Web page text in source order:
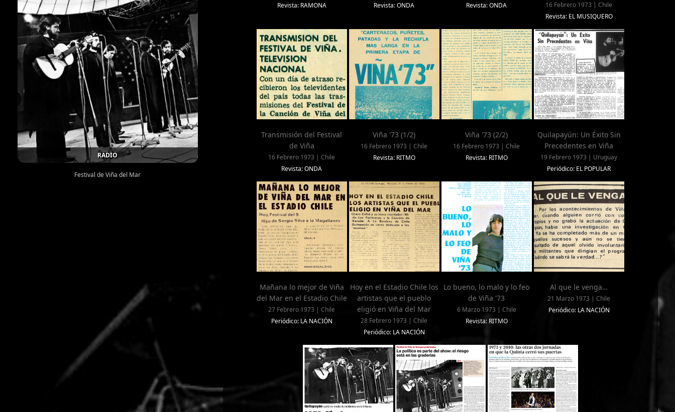
RADIO
Festival de Viña del Mar
Revista: RAMONA
Revista: ONDA
Revista: ONDA
16 Febrero 1973 | Chile
Revista: EL MUSIQUERO
Transmisión del Festival
de Viña
16 Febrero 1973 | Chile
Revista: ONDA
Viña '73 (1/2)
16 Febrero 1973 | Chile
Revista: RITMO
Viña '73 (2/2)
16 Febrero 1973 | Chile
Revista: RITMO
Quilapayún: Un Éxito Sin
Precedentes en Viña
19 Febrero 1973 | Uruguay
Periódico: EL POPULAR
Mañana lo mejor de Viña
del Mar en el Estadio Chile
27 Febrero 1973 | Chile
Periódico: LA NACIÓN
Hoy en el Estadio Chile los
artistas que el pueblo
eligió en Viña del Mar
28 Febrero 1973 | Chile
Periódico: LA NACIÓN
Lo bueno, lo malo y lo feo
de Viña '73
6 Marzo 1973 | Chile
Revista: RITMO
Al que le venga…
21 Marzo 1973 | Chile
Periódico: LA NACIÓN